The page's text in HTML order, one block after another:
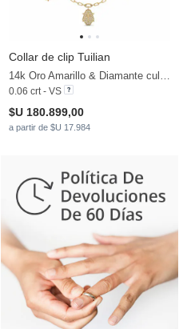
Collar de clip Tuilian
14k Oro Amarillo & Diamante cultivado en laboratorio
0.06 crt - VS
$U 180.899,00
a partir de $U 17.984